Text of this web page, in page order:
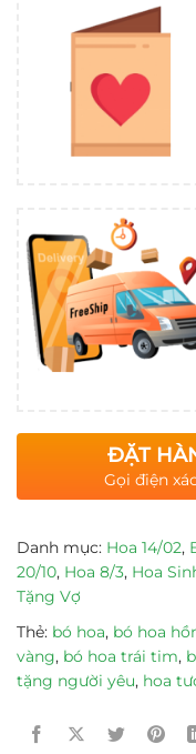
ĐẶT
Gọi điện
Danh mục: Hoa 14/02,
20/10, Hoa 8/3, Hoa
Tặng Vợ
Thẻ: bó hoa, bó hoa
vàng, bó hoa trái tim,
tặng người yêu, hoa